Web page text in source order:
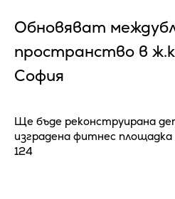
Обновяват
пространство в
София
Ще бъде реконструирана
изградена фитнес площадка
124